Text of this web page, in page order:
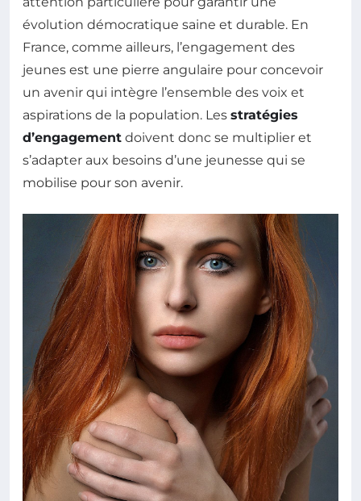
évolution démocratique saine et durable. En
France, comme ailleurs, l’engagement des
jeunes est une pierre angulaire pour concevoir
un avenir qui intègre l’ensemble des voix et
aspirations de la population. Les stratégies
d’engagement doivent donc se multiplier et
s’adapter aux besoins d’une jeunesse qui se
mobilise pour son avenir.